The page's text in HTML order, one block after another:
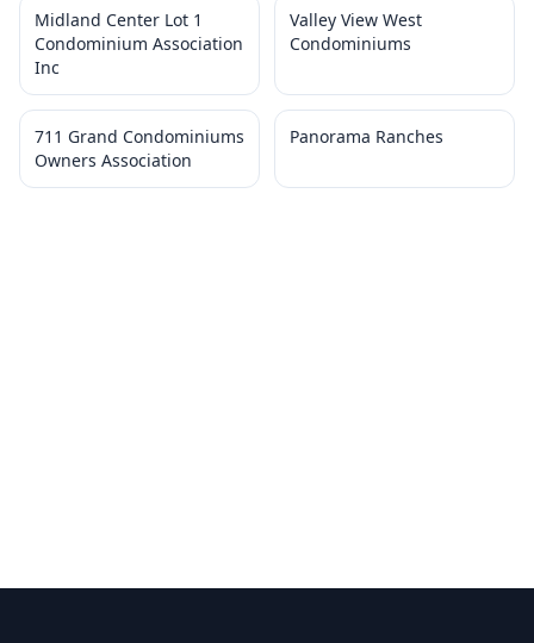
Midland Center Lot 1
Condominium Association
Inc
Valley View West
Condominiums
711 Grand Condominiums
Owners Association
Panorama Ranches